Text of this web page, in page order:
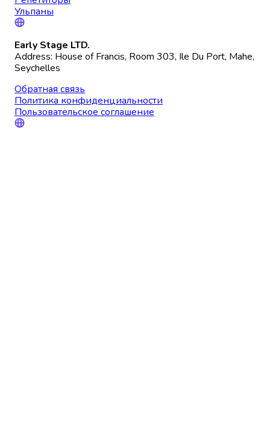
Ульпаны
Early Stage LTD.
Address: House of Francis, Room 303, Ile Du Port, Mahe,
Seychelles
Обратная связь
Политика конфиденциальности
Пользовательское соглашение